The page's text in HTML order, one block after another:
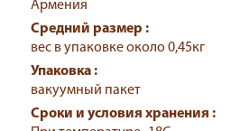
Армения
Средний размер :
вес в упаковке около 0,45кг
Упаковка :
вакуумный пакет
Сроки и условия хранения :